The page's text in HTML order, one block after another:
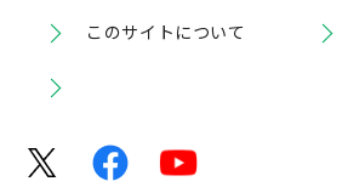
このサイトについて